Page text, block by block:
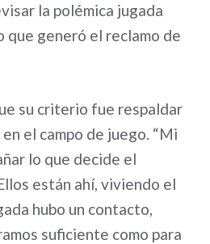
la polémica jugada
generó el reclamo de
su criterio fue respaldar
el campo de juego. “Mi
lo que decide el
están ahí, viviendo el
hubo un contacto,
suficiente como para